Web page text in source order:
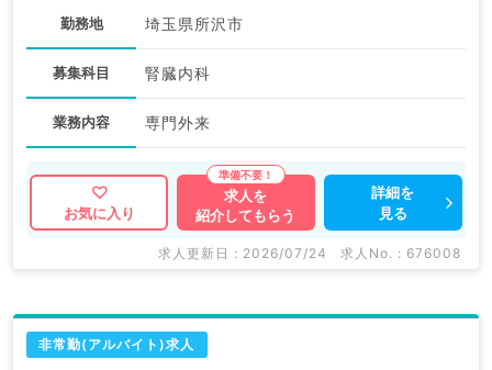
勤務地 埼玉県所沢市
募集科目 腎臓内科
業務内容 専門外来
お気に入り
求人を
紹介してもらう
詳細を
見る
求人更新日 : 2026/07/24 求人No. : 676008
非常勤(アルバイト)求人